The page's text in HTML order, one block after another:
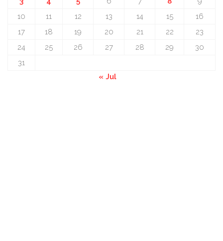
10
11 12 13 14 15
16
17
18 19 20 21 22
23
24
25 26 27 28 29
30
31
« Jul